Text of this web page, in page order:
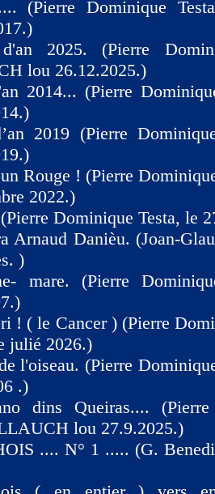
(Pierre Dominique
2025. (Pierre
lou 26.12.2025.)
2014... (Pierre
2019 (Pierre
Rouge ! (Pierre
2022.)
Dominique Testa, le
Arnaud Danièu. (Joan-
)
mare. (Pierre
! ( le Cancer ) (Pierre
julié 2026.)
l'oiseau. (Pierre
.)
dins Queiras....
lou 27.9.2025.)
.... N° 1 ..... (G.